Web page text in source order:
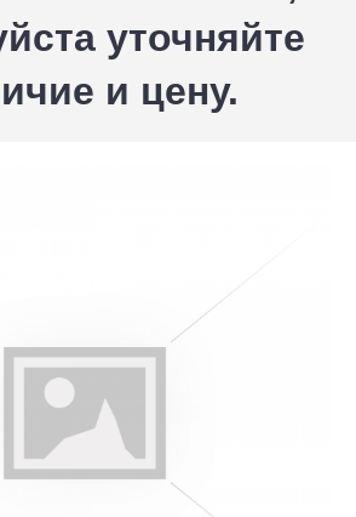
уточняйте
и цену.